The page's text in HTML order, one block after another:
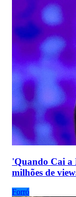
'Quando Cai a
milhões de
Forró